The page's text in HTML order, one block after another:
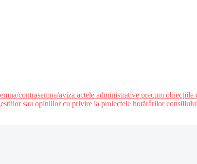
contrasemna/aviza actele administrative precum
sau opiniilor cu privire la proiectele hotărârilor